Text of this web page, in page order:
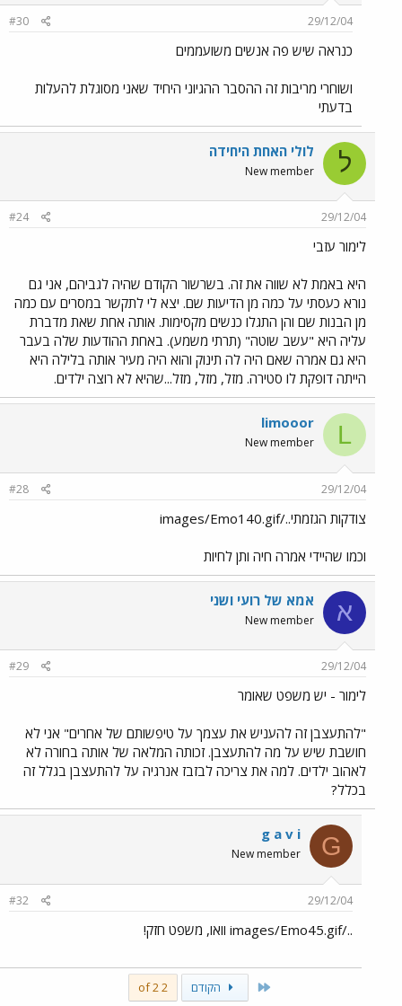
29/12/04
#30
כנראה שיש פה אנשים משועממים
ושוחרי מריבות זה ההסבר ההגיוני היחיד שאני מסוגלת להעלות
בדעתי
ל לולי האחת היחידה
New member
29/12/04
#24
לימור עזבי
היא באמת לא שווה את זה. בשרשור הקודם שהיה לגביהם, אני גם
נורא כעסתי על כמה מן הדיעות שם. יצא לי לתקשר במסרים עם כמה
מן הבנות שם והן התגלו כנשים מקסימות. אותה אחת שאת מדברת
עליה היא "עשב שוטה" (תרתי משמע). באחת ההודעות שלה בעבר
היא גם אמרה שאם היה לה תינוק והוא היה מעיר אותה בלילה היא
הייתה דופקת לו סטירה. מזל, מזל, מזל...שהיא לא רוצה ילדים.
L
limooor
New member
29/12/04
#28
צודקות הגזמתי../images/Emo140.gif
וכמו שהיידי אמרה חיה ותן לחיות
א אמא של רועי ושני
New member
29/12/04
#29
לימור - יש משפט שאומר
"להתעצבן זה להעניש את עצמך על טיפשותם של אחרים" אני לא
חושבת שיש על מה להתעצבן. זכותה המלאה של אותה בחורה לא
לאהוב ילדים. למה את צריכה לבזבז אנרגיה על להתעצבן בגלל זה
בכלל?
G
g a v i
New member
29/12/04
#32
../images/Emo45.gif וואו, משפט חזק!
First הקודם 2 of 2